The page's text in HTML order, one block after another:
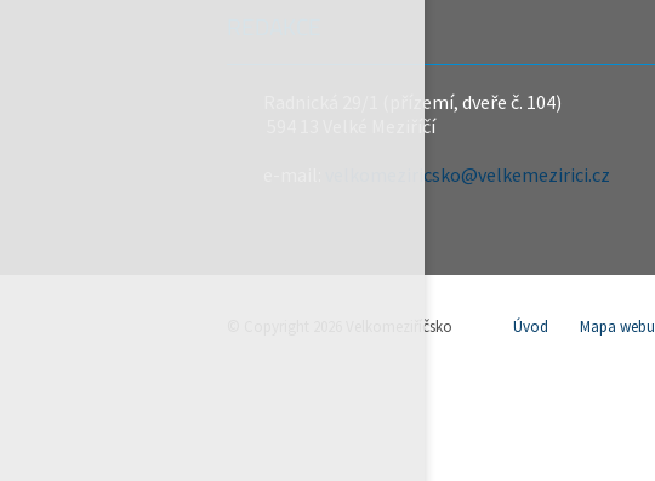
Radnická 29/1 (přízemí, dveře č. 104)
594 13 Velké Meziříčí
velkomeziricsko@velkemezirici.cz
© Copyright 2026 Velkomeziříčsko Úvod Mapa webu